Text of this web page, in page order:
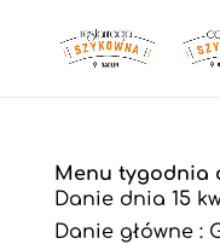
Menu tygodnia
Danie dnia 15
Danie główne :